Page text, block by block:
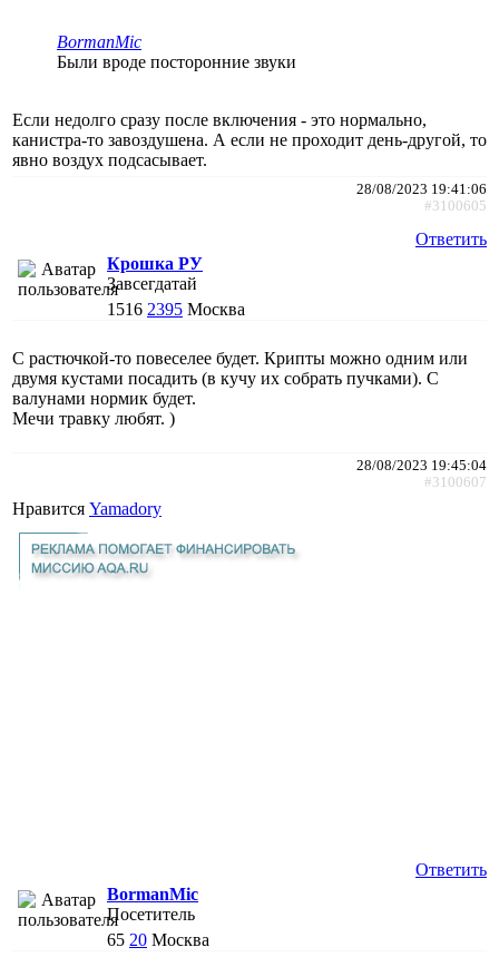
BormanMic
Были вроде посторонние звуки
Если недолго сразу после включения - это нормально,
канистра-то завоздушена. А если не проходит день-другой, то
явно воздух подсасывает.
28/08/2023 19:41:06
#3100605
Ответить
Крошка РУ
Завсегдатай
1516 2395 Москва
С растючкой-то повеселее будет. Крипты можно одним или
двумя кустами посадить (в кучу их собрать пучками). С
валунами нормик будет.
Мечи травку любят. )
28/08/2023 19:45:04
#3100607
Нравится Yamadory
Ответить
BormanMic
Посетитель
65 20 Москва